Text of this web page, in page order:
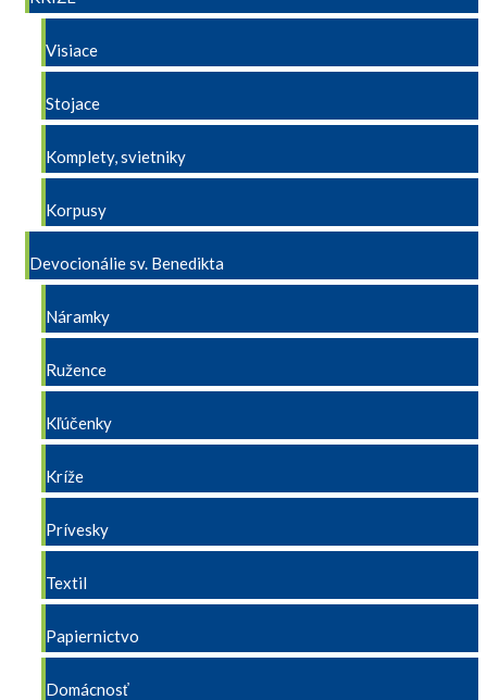
Visiace
Stojace
Komplety, svietniky
Korpusy
Devocionálie sv. Benedikta
Náramky
Ružence
Kľúčenky
Kríže
Prívesky
Textil
Papiernictvo
Domácnosť